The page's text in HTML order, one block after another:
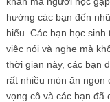
hướng các bạn đến
hiểu. Các bạn học
việc nói và nghe mà
thời gian này, các bạn
rất nhiều món ăn ngon
vọng cô và các bạn đã